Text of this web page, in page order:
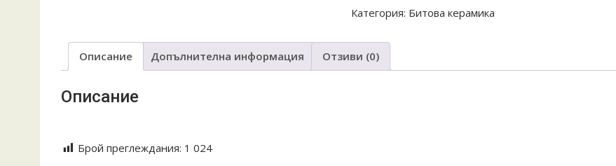
средна
Категория: Битова керамика
Описание Допълнителна информация Отзиви (0)
Описание
Брой преглеждания: 1 024